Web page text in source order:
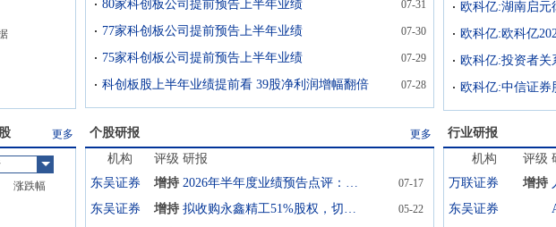
80家科创板公司提前预告上半年业绩 07-31
77家科创板公司提前预告上半年业绩 07-30
75家科创板公司提前预告上半年业绩 07-29
科创板股上半年业绩提前看 39股净利润增幅翻倍 07-28
欧科亿:欧科亿
欧科亿:投资者关
更多
涨跌幅
个股研报 更多
机构 评级 研报
东吴证券
增持 2026年半年度业绩预告点评：26Q2业绩高增，并购永鑫精工打造新成长曲线 07-17
东吴证券 增持 拟收购永鑫精工51%股权，切入高增长的PCB钻针赛道 05-22
行业研报
机构 评级
万联证券
增持
东吴证券